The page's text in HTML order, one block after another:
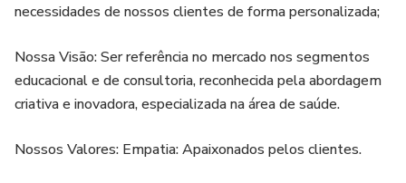
necessidades de nossos clientes de forma personalizada;
Nossa Visão: Ser referência no mercado nos segmentos
educacional e de consultoria, reconhecida pela abordagem
criativa e inovadora, especializada na área de saúde.
Nossos Valores: Empatia: Apaixonados pelos clientes.